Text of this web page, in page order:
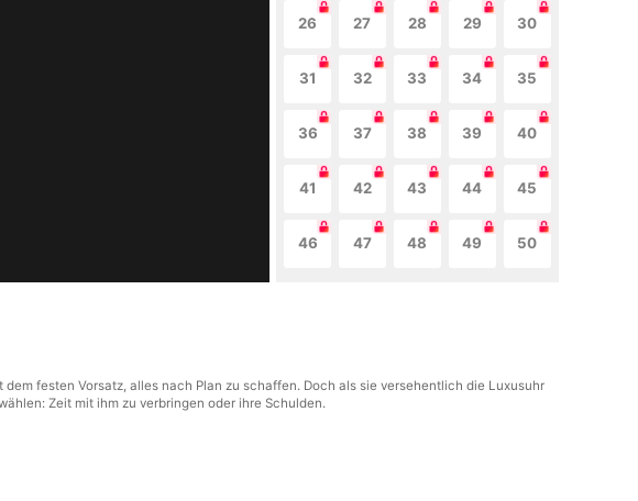
26 27 28 29 30
31 32 33 34 35
36 37 38 39 40
41 42 43 44 45
46 47 48 49 50
festen Vorsatz, alles nach Plan zu schaffen. Doch als sie versehentlich die Luxusuhr
Zeit mit ihm zu verbringen oder ihre Schulden.